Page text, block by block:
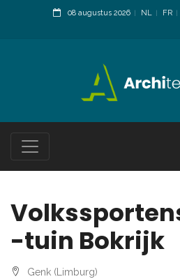
08 augustus 2026 NL FR
-tuin Bokrijk
Genk (Limburg)